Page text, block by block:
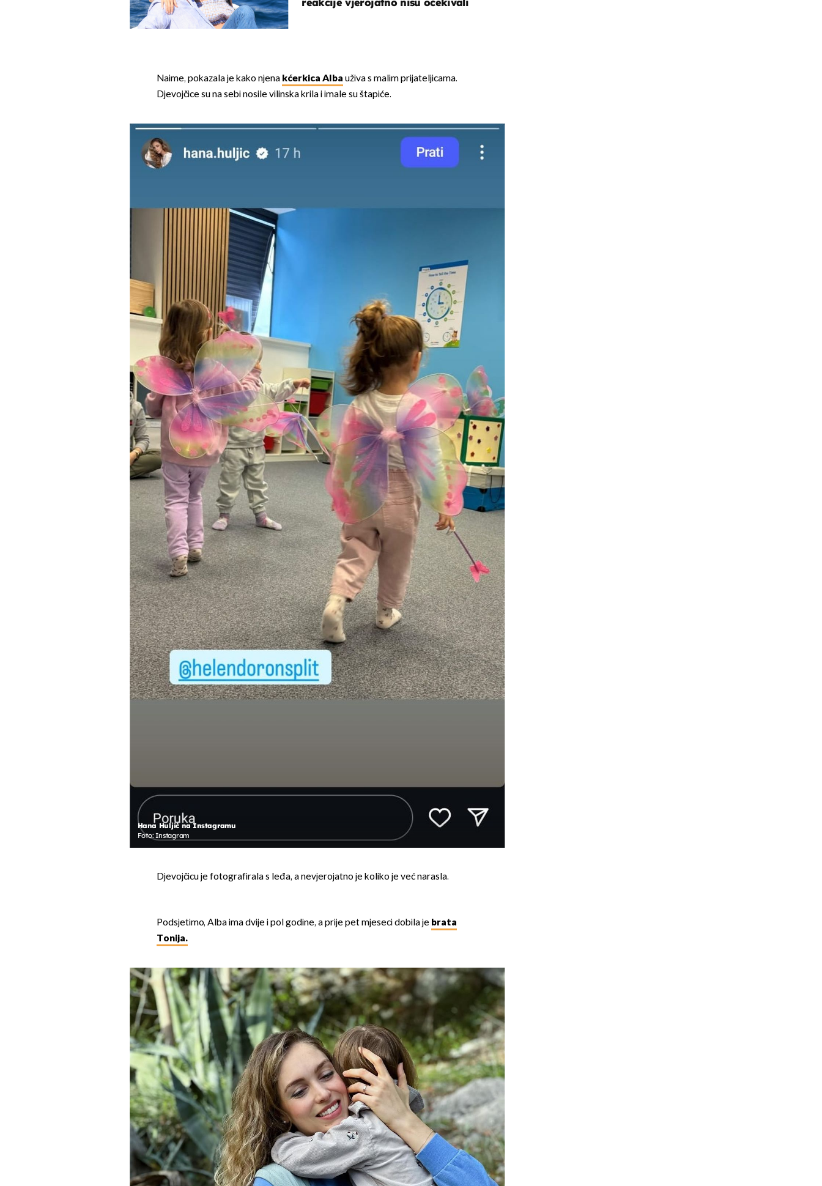
Naime, pokazala je kako njena kćerkica Alba uživa s malim prijateljicama.
Djevojčice su na sebi nosile vilinska krila i imale su štapiće.
Hana Huljić na Instagramu
Foto: Instagram
Djevojčicu je fotografirala s leđa, a nevjerojatno je koliko je već narasla.
Podsjetimo, Alba ima dvije i pol godine, a prije pet mjeseci dobila je brata
Tonija.
OMOGUĆI OBAVIJESTI